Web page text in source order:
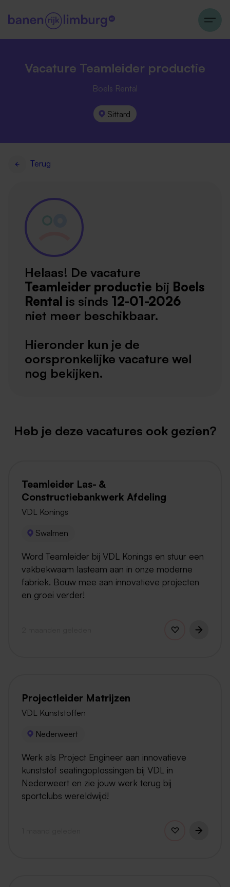
Vacature Teamleider productie
Boels Rental
Sittard
Terug
Helaas! De vacature
Teamleider productie bij Boels
Rental is sinds 12-01-2026
niet meer beschikbaar.
Hieronder kun je de
oorspronkelijke vacature wel
nog bekijken.
Heb je deze vacatures ook gezien?
Teamleider Las- &
Constructiebankwerk Afdeling
VDL Konings
Swalmen
Word Teamleider bij VDL Konings en stuur een
vakbekwaam lasteam aan in onze moderne
fabriek. Bouw mee aan innovatieve projecten
en groei verder!
Projectleider Matrijzen
VDL Kunststoffen
Nederweert
Werk als Project Engineer aan innovatieve
kunststof seatingoplossingen bij VDL in
Nederweert en zie jouw werk terug bij
sportclubs wereldwijd!